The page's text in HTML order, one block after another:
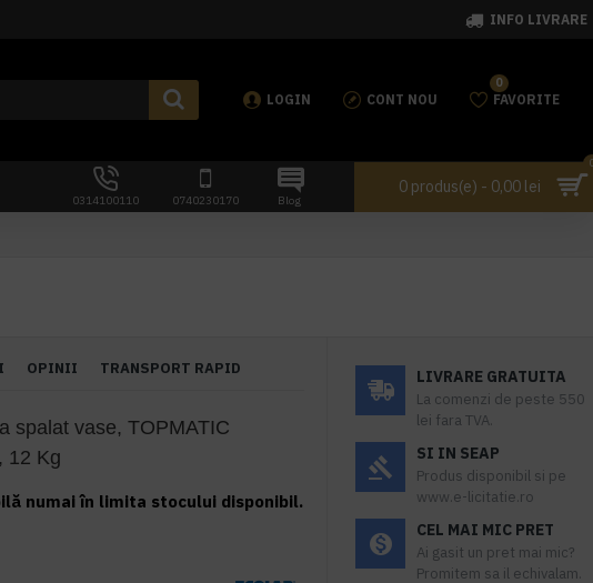
INFO LIVRARE
LOGIN CONT NOU FAVORITE
0
0314100110 0740230170 Blog
0 produs(e) - 0,00 lei
OPINII TRANSPORT RAPID
spalat vase, TOPMATIC
12 Kg
numai în limita stocului disponibil.
LIVRARE GRATUITA
La comenzi de peste 550
lei fara TVA.
SI IN SEAP
Produs disponibil si pe
www.e-licitatie.ro
CEL MAI MIC PRET
Ai gasit un pret mai mic?
Promitem sa il echivalam.